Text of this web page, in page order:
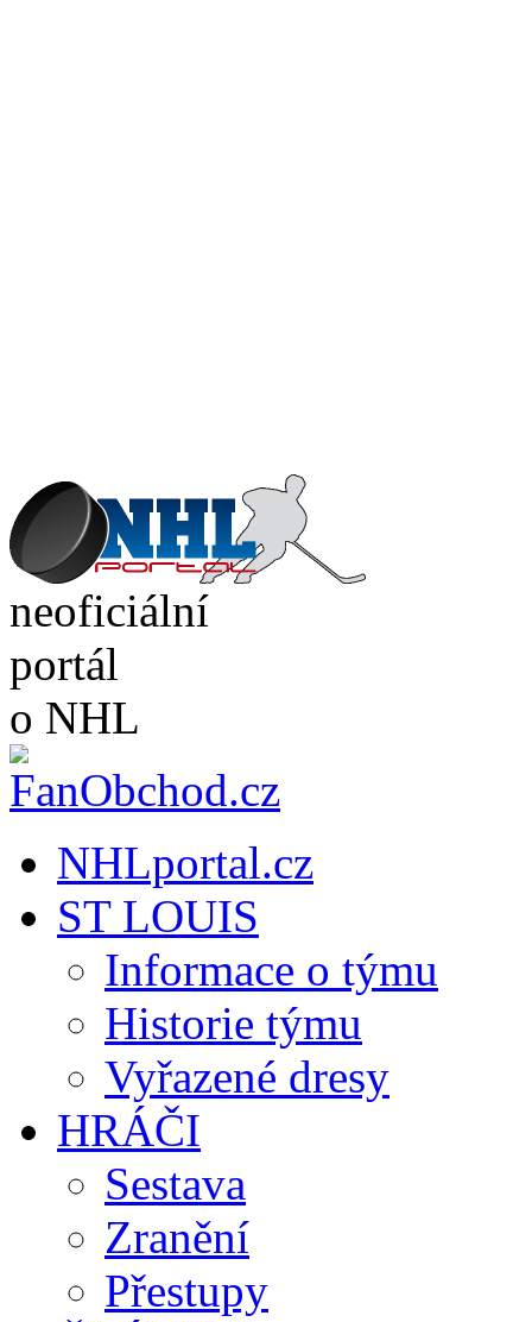
neoficiální
portál
o NHL
NHLportal.cz
ST LOUIS
Informace o týmu
Historie týmu
Vyřazené dresy
HRÁČI
Sestava
Zranění
Přestupy